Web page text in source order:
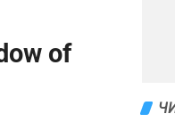
of